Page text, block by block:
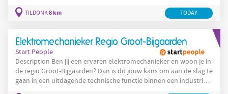
van leverbonnen Klanten ondersteunen bij het laden van hun
TILDONK8 km TODAY
Elektromechanieker Regio Groot-Bijgaarden
Start People
Description Ben jij een ervaren elektromechanieker en woon je in
de regio Groot-Bijgaarden? Dan is dit jouw kans om aan de slag te
gaan in een uitdagende technische functie binnen een industriële